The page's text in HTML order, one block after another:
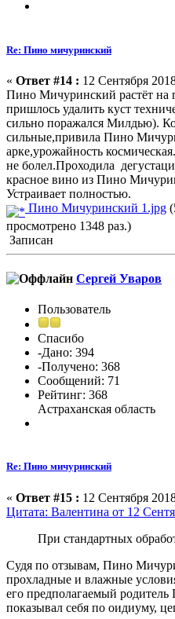
Re: Пино мичуринский
« Ответ #14 : 12 Сентября
Пино Мичуринский растёт на
пришлось удалить куст
сильно поражался Милдью).
сильные,привила Пино
арке,урожайность
не болел.Проходила
красное вино из Пино
Устраивает полностью.
Пино Мичуринский 1.jpg
просмотрено 1348 раз.)
Записан
Сергей Уваров
Пользователь
Спасибо
-Дано: 394
-Получено: 368
Сообщений: 71
Рейтинг: 368
Астраханская область
Re: Пино мичуринский
« Ответ #15 : 12 Сентября
Цитата: Валентина от 12
При стандартных
Судя по отзывам, Пино
прохладные и влажные
его предполагаемый
показывал себя по оидиуму,